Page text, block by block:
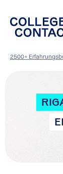
2500+